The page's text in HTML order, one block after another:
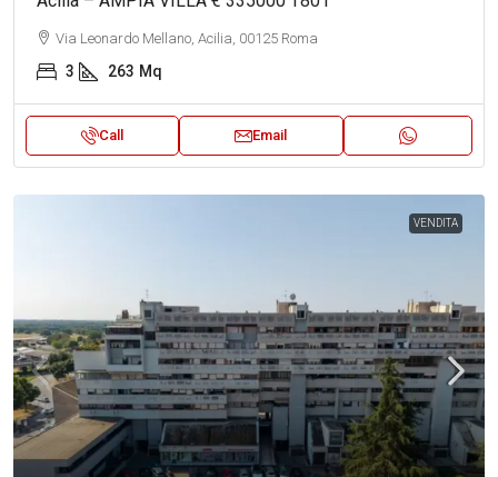
Via Leonardo Mellano, Acilia, 00125 Roma
3 263 Mq
Call Email
VENDITA